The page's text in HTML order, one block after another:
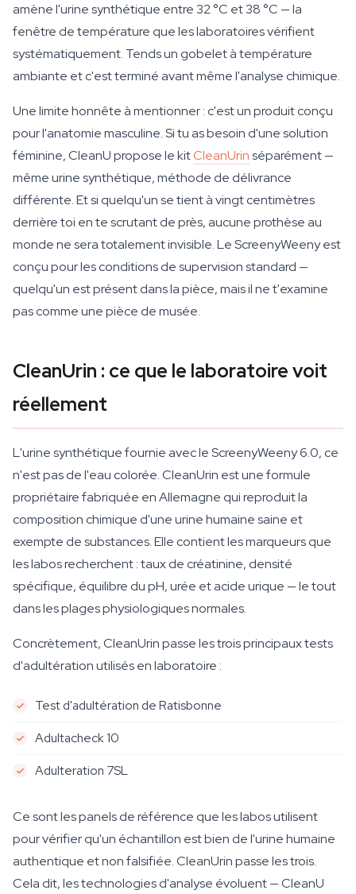
amène l'urine synthétique entre 32 °C et 38 °C — la
fenêtre de température que les laboratoires vérifient
systématiquement. Tends un gobelet à température
ambiante et c'est terminé avant même l'analyse chimique.
Une limite honnête à mentionner : c'est un produit conçu
pour l'anatomie masculine. Si tu as besoin d'une solution
féminine, CleanU propose le kitCleanUrinséparément —
même urine synthétique, méthode de délivrance
différente. Et si quelqu'un se tient à vingt centimètres
derrière toi en te scrutant de près, aucune prothèse au
monde ne sera totalement invisible. Le ScreenyWeeny est
conçu pour les conditions de supervision standard —
quelqu'un est présent dans la pièce, mais il ne t'examine
pas comme une pièce de musée.
CleanUrin : ce que le laboratoire voit
réellement
L'urine synthétique fournie avec le ScreenyWeeny 6.0, ce
n'est pas de l'eau colorée. CleanUrin est une formule
propriétaire fabriquée en Allemagne qui reproduit la
composition chimique d'une urine humaine saine et
exempte de substances. Elle contient les marqueurs que
les labos recherchent : taux de créatinine, densité
spécifique, équilibre du pH, urée et acide urique — le tout
dans les plages physiologiques normales.
Concrètement, CleanUrin passe les trois principaux tests
d'adultération utilisés en laboratoire :
Test d'adultération de Ratisbonne
Adultacheck 10
Adulteration 7SL
Ce sont les panels de référence que les labos utilisent
pour vérifier qu'un échantillon est bien de l'urine humaine
authentique et non falsifiée. CleanUrin passe les trois.
Cela dit, les technologies d'analyse évoluent — CleanU